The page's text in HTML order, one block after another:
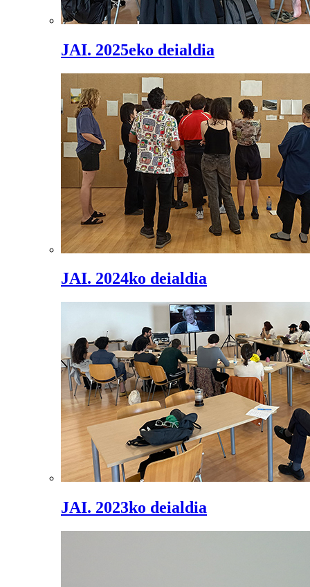
JAI. 2025eko deialdia
JAI. 2024ko deialdia
JAI. 2023ko deialdia